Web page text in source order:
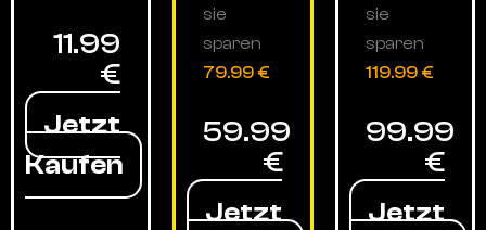
11.99
€
Jetzt
Kaufen
sie
sparen
79.99 €
59.99
€
Jetzt
sie
sparen
119.99 €
99.99
€
Jetzt